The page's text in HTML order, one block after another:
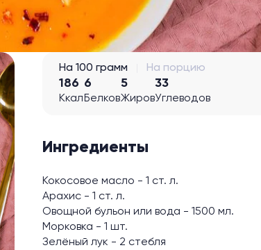
На 100 грамм На порцию
186
Ккал
6
Белков
5
Жиров
33
Углеводов
Ингредиенты
Кокосовое масло - 1 ст. л.
Арахис - 1 ст. л.
Овощной бульон или вода - 1500 мл.
Морковка - 1 шт.
Зелёный лук - 2 стебля